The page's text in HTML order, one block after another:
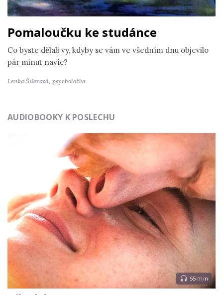
Pomaloučku ke studánce
Co byste dělali vy, kdyby se vám ve všedním dnu objevilo
pár minut navíc?
Lenka Šilerová, psycholožka
AUDIOBOOKY K POSLECHU
55 min